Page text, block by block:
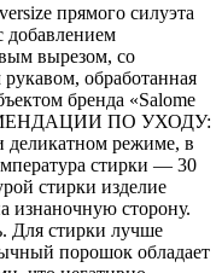
прямого силуэта
добавлением
вырезом, со
обработанная
бренда «Salome
ПО УХОДУ:
деликатном режиме, в
стирки — 30
стирки изделие
изнаночную сторону.
Для стирки лучше
порошок обладает